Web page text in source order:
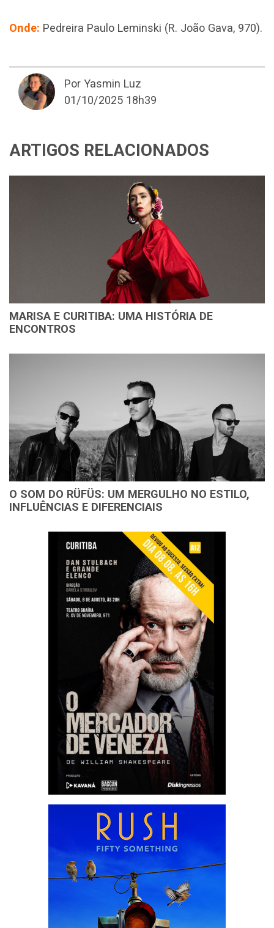
Onde: Pedreira Paulo Leminski (R. João Gava, 970).
Por Yasmin Luz
01/10/2025 18h39
ARTIGOS RELACIONADOS
MARISA E CURITIBA: UMA HISTÓRIA DE
ENCONTROS
O SOM DO RÜFÜS: UM MERGULHO NO ESTILO,
INFLUÊNCIAS E DIFERENCIAIS